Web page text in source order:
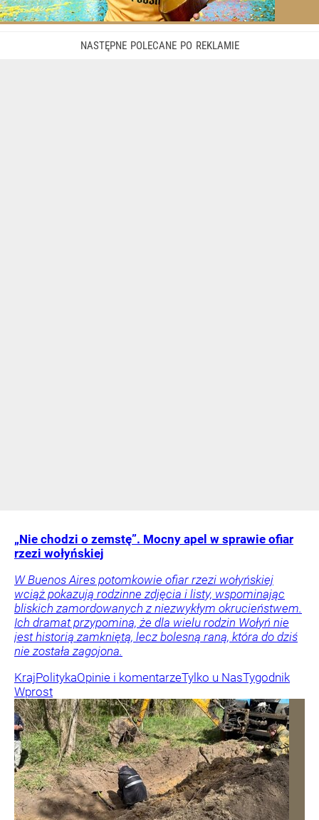
„Nie chodzi o zemstę”. Mocny apel w sprawie ofiar
rzezi wołyńskiej
W Buenos Aires potomkowie ofiar rzezi wołyńskiej
wciąż pokazują rodzinne zdjęcia i listy, wspominając
bliskich zamordowanych z niezwykłym okrucieństwem.
Ich dramat przypomina, że dla wielu rodzin Wołyń nie
jest historią zamkniętą, lecz bolesną raną, która do dziś
nie została zagojona.
KrajPolitykaOpinie i komentarzeTylko u NasTygodnik
Wprost